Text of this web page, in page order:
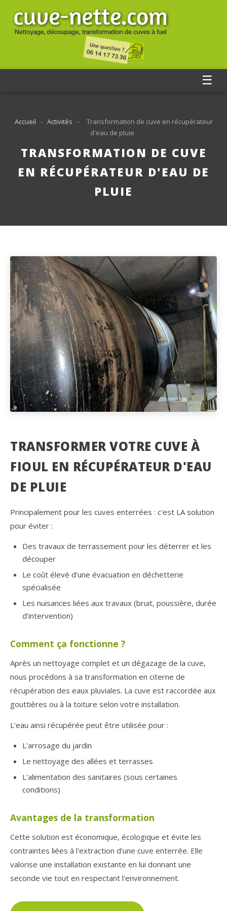
☰
Accueil - Activités -
Transformation de cuve en récupérateur
d'eau de pluie
TRANSFORMATION DE CUVE
EN RÉCUPÉRATEUR D'EAU DE
PLUIE
TRANSFORMER VOTRE CUVE À
FIOUL EN RÉCUPÉRATEUR D'EAU
DE PLUIE
Principalement pour les cuves enterrées : c'est LA solution
pour éviter :
Des travaux de terrassement pour les déterrer et les
découper
Le coût élevé d'une évacuation en déchetterie
spécialisée
Les nuisances liées aux travaux (bruit, poussière, durée
d'intervention)
Comment ça fonctionne ?
Après un nettoyage complet et un dégazage de la cuve,
nous procédons à sa transformation en citerne de
récupération des eaux pluviales. La cuve est raccordée aux
gouttières ou à la toiture selon votre installation.
L'eau ainsi récupérée peut être utilisée pour :
L'arrosage du jardin
Le nettoyage des allées et terrasses
L'alimentation des sanitaires (sous certaines
conditions)
Avantages de la transformation
Cette solution est économique, écologique et évite les
contraintes liées à l'extraction d'une cuve enterrée. Elle
valorise une installation existante en lui donnant une
seconde vie tout en respectant l'environnement.